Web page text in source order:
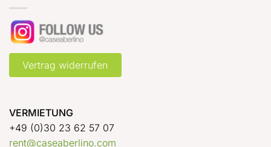
Vertrag widerrufen
VERMIETUNG
+49 (0)30 23 62 57 07
rent@caseaberlino.com